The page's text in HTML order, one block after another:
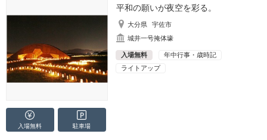
平和の願いが夜空を彩る。
大分県
宇佐市
城井一号掩体壕
入場無料
年中行事・歳時記
ライトアップ
入場無料 駐車場